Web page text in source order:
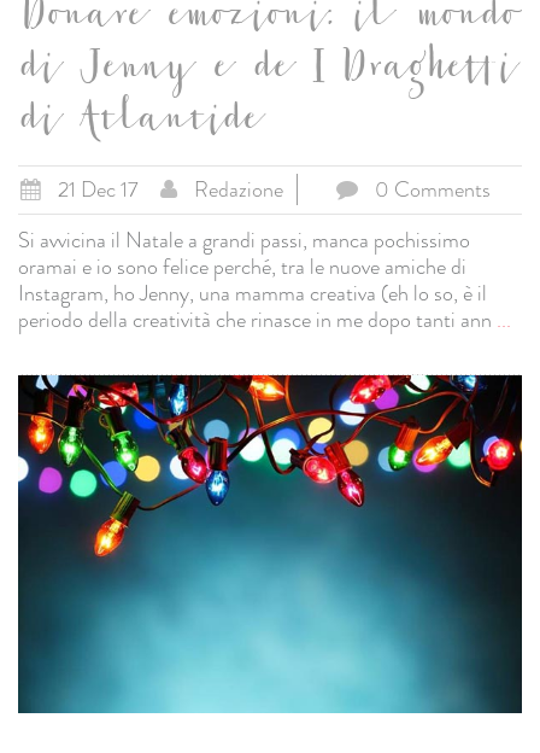
Donare emozioni: il mondo
di Jenny e de I Draghetti
di Atlantide
21 Dec 17 Redazione
0 Comments
Si avvicina il Natale a grandi passi, manca pochissimo
oramai e io sono felice perché, tra le nuove amiche di
Instagram, ho Jenny, una mamma creativa (eh lo so, è il
periodo della creatività che rinasce in me dopo tanti ann ...